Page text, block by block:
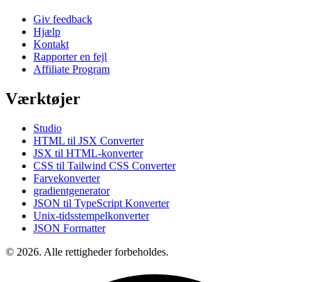
Giv feedback
Hjælp
Kontakt
Rapporter en fejl
Affiliate Program
Værktøjer
Studio
HTML til JSX Converter
JSX til HTML-konverter
CSS til Tailwind CSS Converter
Farvekonverter
gradientgenerator
JSON til TypeScript Konverter
Unix-tidsstempelkonverter
JSON Formatter
© 2026. Alle rettigheder forbeholdes.